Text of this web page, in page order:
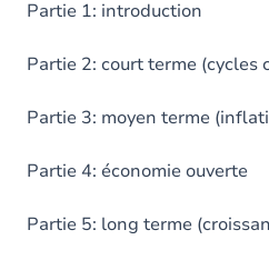
Partie 1: introduction
Partie 2: court terme (cycles
Partie 3: moyen terme
Partie 4: économie ouverte
Partie 5: long terme